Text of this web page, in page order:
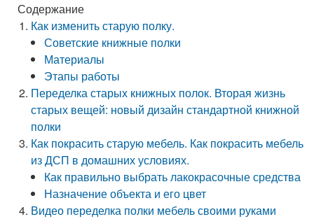
Содержание
Как изменить старую полку.
Советские книжные полки
Материалы
Этапы работы
Переделка старых книжных полок. Вторая жизнь
старых вещей: новый дизайн стандартной книжной
полки
Как покрасить старую мебель. Как покрасить мебель
из ДСП в домашних условиях.
Как правильно выбрать лакокрасочные средства
Назначение объекта и его цвет
Видео переделка полки мебель своими руками